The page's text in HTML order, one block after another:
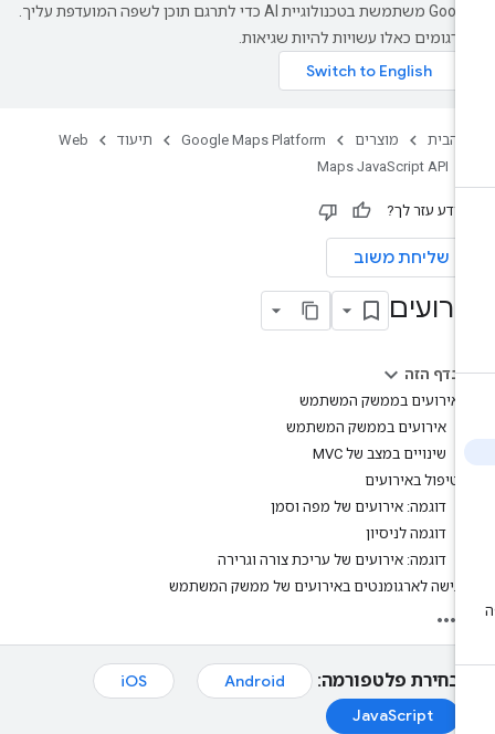
‫Google משתמשת בטכנולוגיית AI כדי לתרגם תוכן לשפה המועדפת עליך.
כאלו עשויות להיות שגיאות.
הבית מוצרים Google Maps Platform תיעוד
Web
Maps JavaScript API
עזר לך?
שליחת משוב
בדף הזה
אירועים בממשק המשתמש
אירועים בממשק המשתמש
שינויים במצב של MVC
טיפול באירועים
דוגמה: אירועים של מפה וסמן
דוגמה לניסיון
דוגמה: אירועים של עריכת צורה וגרירה
גישה לארגומנטים באירועים של ממשק המשתמש
בחירת פלטפורמה: Android
iOS
JavaScript